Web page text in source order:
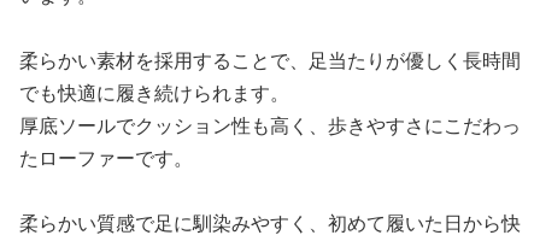
柔らかい素材を採用することで、足当たりが優しく長時間
でも快適に履き続けられます。
厚底ソールでクッション性も高く、歩きやすさにこだわっ
たローファーです。
柔らかい質感で足に馴染みやすく、初めて履いた日から快